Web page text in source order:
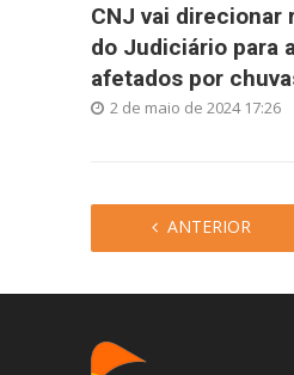
CNJ vai direcionar
do Judiciário para
afetados por
2 de maio de 2024 17:26
ANTERIOR